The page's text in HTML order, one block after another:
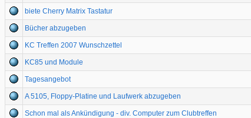
biete Cherry Matrix Tastatur
Bücher abzugeben
KC Treffen 2007 Wunschzettel
KC85 und Module
Tagesangebot
A 5105, Floppy-Platine und Laufwerk abzugeben
Schon mal als Ankündigung - div. Computer zum Clubtreffen